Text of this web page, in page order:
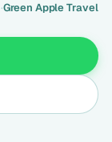
Green Apple Travel
·